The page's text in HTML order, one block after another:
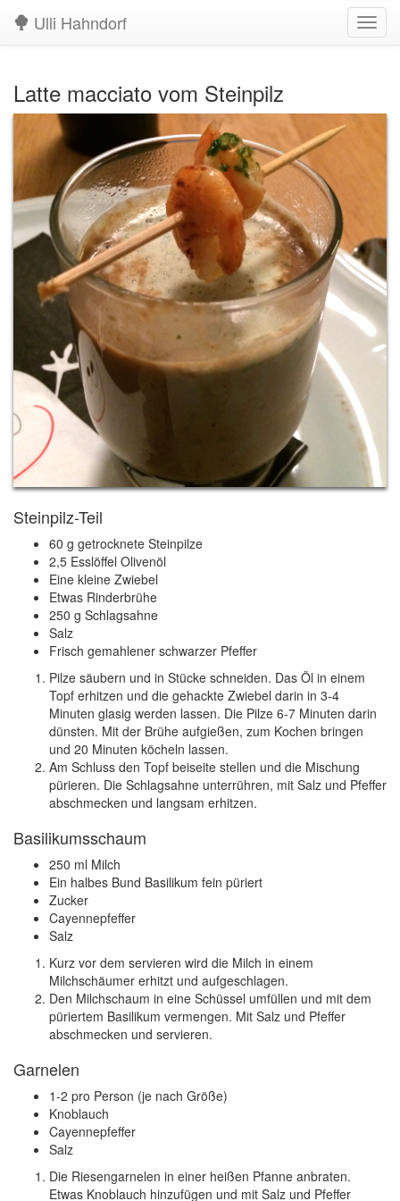
Ulli Hahndorf
Latte macciato vom Steinpilz
Steinpilz-Teil
60 g getrocknete Steinpilze
2,5 Esslöffel Olivenöl
Eine kleine Zwiebel
Etwas Rinderbrühe
250 g Schlagsahne
Salz
Frisch gemahlener schwarzer Pfeffer
Pilze säubern und in Stücke schneiden. Das Öl in einem
Topf erhitzen und die gehackte Zwiebel darin in 3-4
Minuten glasig werden lassen. Die Pilze 6-7 Minuten darin
dünsten. Mit der Brühe aufgießen, zum Kochen bringen
und 20 Minuten köcheln lassen.
Am Schluss den Topf beiseite stellen und die Mischung
pürieren. Die Schlagsahne unterrühren, mit Salz und Pfeffer
abschmecken und langsam erhitzen.
Basilikumsschaum
250 ml Milch
Ein halbes Bund Basilikum fein püriert
Zucker
Cayennepfeffer
Salz
Kurz vor dem servieren wird die Milch in einem
Milchschäumer erhitzt und aufgeschlagen.
Den Milchschaum in eine Schüssel umfüllen und mit dem
püriertem Basilikum vermengen. Mit Salz und Pfeffer
abschmecken und servieren.
Garnelen
1-2 pro Person (je nach Größe)
Knoblauch
Cayennepfeffer
Salz
Die Riesengarnelen in einer heißen Pfanne anbraten.
Etwas Knoblauch hinzufügen und mit Salz und Pfeffer